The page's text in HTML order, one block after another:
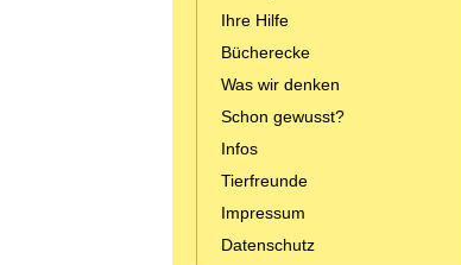
Ihre Hilfe
Bücherecke
Was wir denken
Schon gewusst?
Infos
Tierfreunde
Impressum
Datenschutz